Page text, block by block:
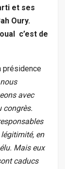
et ses
Oury.
c’est de
présidence
avec
congrès.
en
Mais eux
caducs